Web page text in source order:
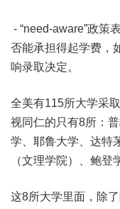
- “need-aware”政策
否能承担得起学费，
响录取决定。
全美有115所大学采
视同仁的只有8所：
学、耶鲁大学、达特
（文理学院）、鲍登
这8所大学里面，除